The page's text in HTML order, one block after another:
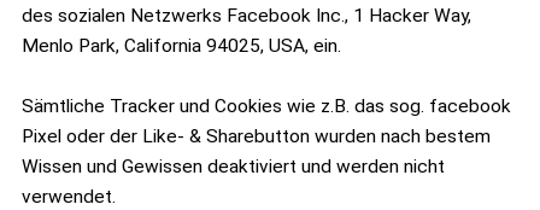
des sozialen Netzwerks Facebook Inc., 1 Hacker Way,
Menlo Park, California 94025, USA, ein.
Sämtliche Tracker und Cookies wie z.B. das sog. facebook
Pixel oder der Like- & Sharebutton wurden nach bestem
Wissen und Gewissen deaktiviert und werden nicht
verwendet.